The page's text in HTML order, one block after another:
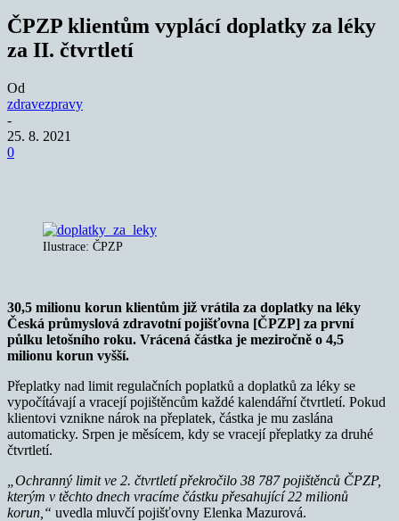
ČPZP klientům vyplácí doplatky za léky
za II. čtvrtletí
Od
zdravezpravy
-
25. 8. 2021
0
Ilustrace: ČPZP
30,5 milionu korun klientům již vrátila za doplatky na léky
Česká průmyslová zdravotní pojišťovna [ČPZP] za první
půlku letošního roku. Vrácená částka je meziročně o 4,5
milionu korun vyšší.
Přeplatky nad limit regulačních poplatků a doplatků za léky se
vypočítávají a vracejí pojištěncům každé kalendářní čtvrtletí. Pokud
klientovi vznikne nárok na přeplatek, částka je mu zaslána
automaticky. Srpen je měsícem, kdy se vracejí přeplatky za druhé
čtvrtletí.
„Ochranný limit ve 2. čtvrtletí překročilo 38 787 pojištěnců ČPZP,
kterým v těchto dnech vracíme částku přesahující 22 milionů
korun,“ uvedla mluvčí pojišťovny Elenka Mazurová.